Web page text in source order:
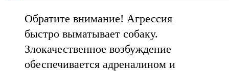
Обратите внимание! Агрессия
быстро выматывает собаку.
Злокачественное возбуждение
обеспечивается адреналином и